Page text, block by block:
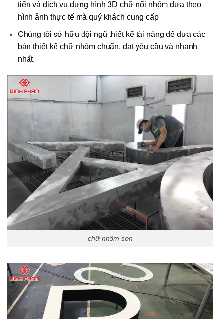
tiến và dịch vụ dựng hình 3D chữ nổi nhôm dựa theo
hình ảnh thực tế mà quý khách cung cấp
Chúng tôi sở hữu đội ngũ thiết kế tài năng để đưa các
bản thiết kế chữ nhôm chuẩn, đạt yêu cầu và nhanh
nhất.
chữ nhôm sơn